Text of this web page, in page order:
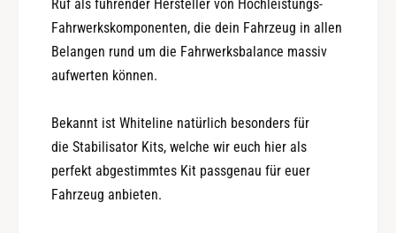
n
e
P
e
o
r
m
n
t
e
l
n
e
P
e
r
Ruf als führender Hersteller von Hochleistungs-
Fahrwerkskomponenten, die dein Fahrzeug in allen
Belangen rund um die Fahrwerksbalance massiv
aufwerten können.
Bekannt ist Whiteline natürlich besonders für
die Stabilisator Kits, welche wir euch hier als
perfekt abgestimmtes Kit passgenau für euer
Fahrzeug anbieten.